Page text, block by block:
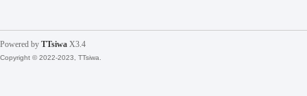
Powered by TTsiwa X3.4
Copyright © 2022-2023, TTsiwa.